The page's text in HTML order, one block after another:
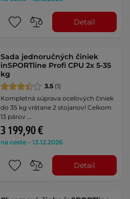
Detail
Sada jednoručných činiek
inSPORTline Profi CPU 2x 5-35
kg
3.5 (1)
Kompletná súprava oceľových činiek
do 35 kg vrátane 2 stojanov! Celkom
13 párov …
3 199,90 €
na ceste – 13.12.2026
Detail